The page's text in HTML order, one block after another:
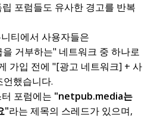
포럼들도 유사한 경고를 반복
티에서 사용자들은
거부하는" 네트워크 중 하나로
가입 전에 "[광고 네트워크] + 사
했습니다.
포럼에는 "netpub.media는
"라는 제목의 스레드가 있으며,